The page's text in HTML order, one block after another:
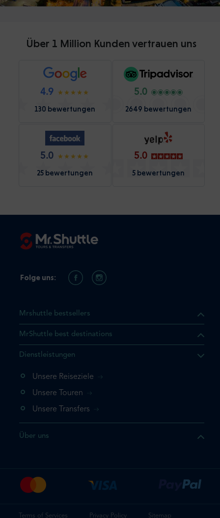
Über 1 Million Kunden vertrauen uns
4.9
130 bewertungen
5.0
2649 bewertungen
5.0
25 bewertungen
5.0
5 bewertungen
Mrshuttle bestsellers
MrShuttle best destinations
Dienstleistungen
Unsere Reiseziele
Unsere Touren
Unsere Transfers
Über uns
Folge uns:
Terms of Services Privacy Policy Sitemap